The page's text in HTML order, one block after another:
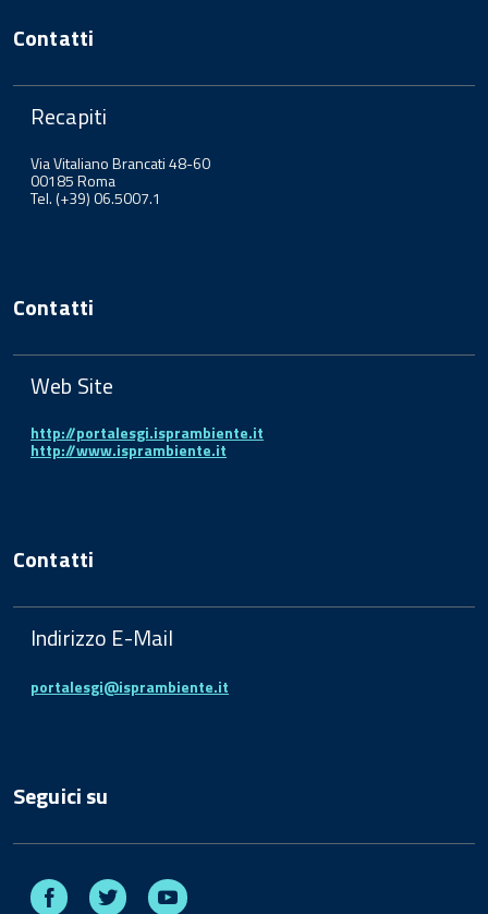
Contatti
Recapiti
Via Vitaliano Brancati 48-60
00185 Roma
Tel. (+39) 06.5007.1
Contatti
Web Site
http://portalesgi.isprambiente.it
http://www.isprambiente.it
Contatti
Indirizzo E-Mail
portalesgi@isprambiente.it
Seguici su
Facebook Twitter